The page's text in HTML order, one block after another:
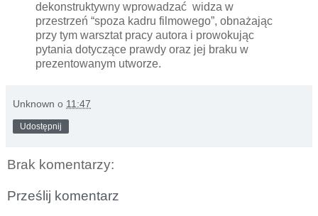
dekonstruktywny wprowadzać widza w
przestrzeń “spoza kadru filmowego”, obnażając
przy tym warsztat pracy autora i prowokując
pytania dotyczące prawdy oraz jej braku w
prezentowanym utworze.
Unknown o 11:47
Udostępnij
Brak komentarzy:
Prześlij komentarz